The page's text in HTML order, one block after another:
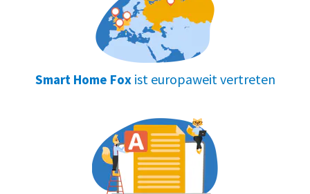
Smart Home Foxist europaweit vertreten